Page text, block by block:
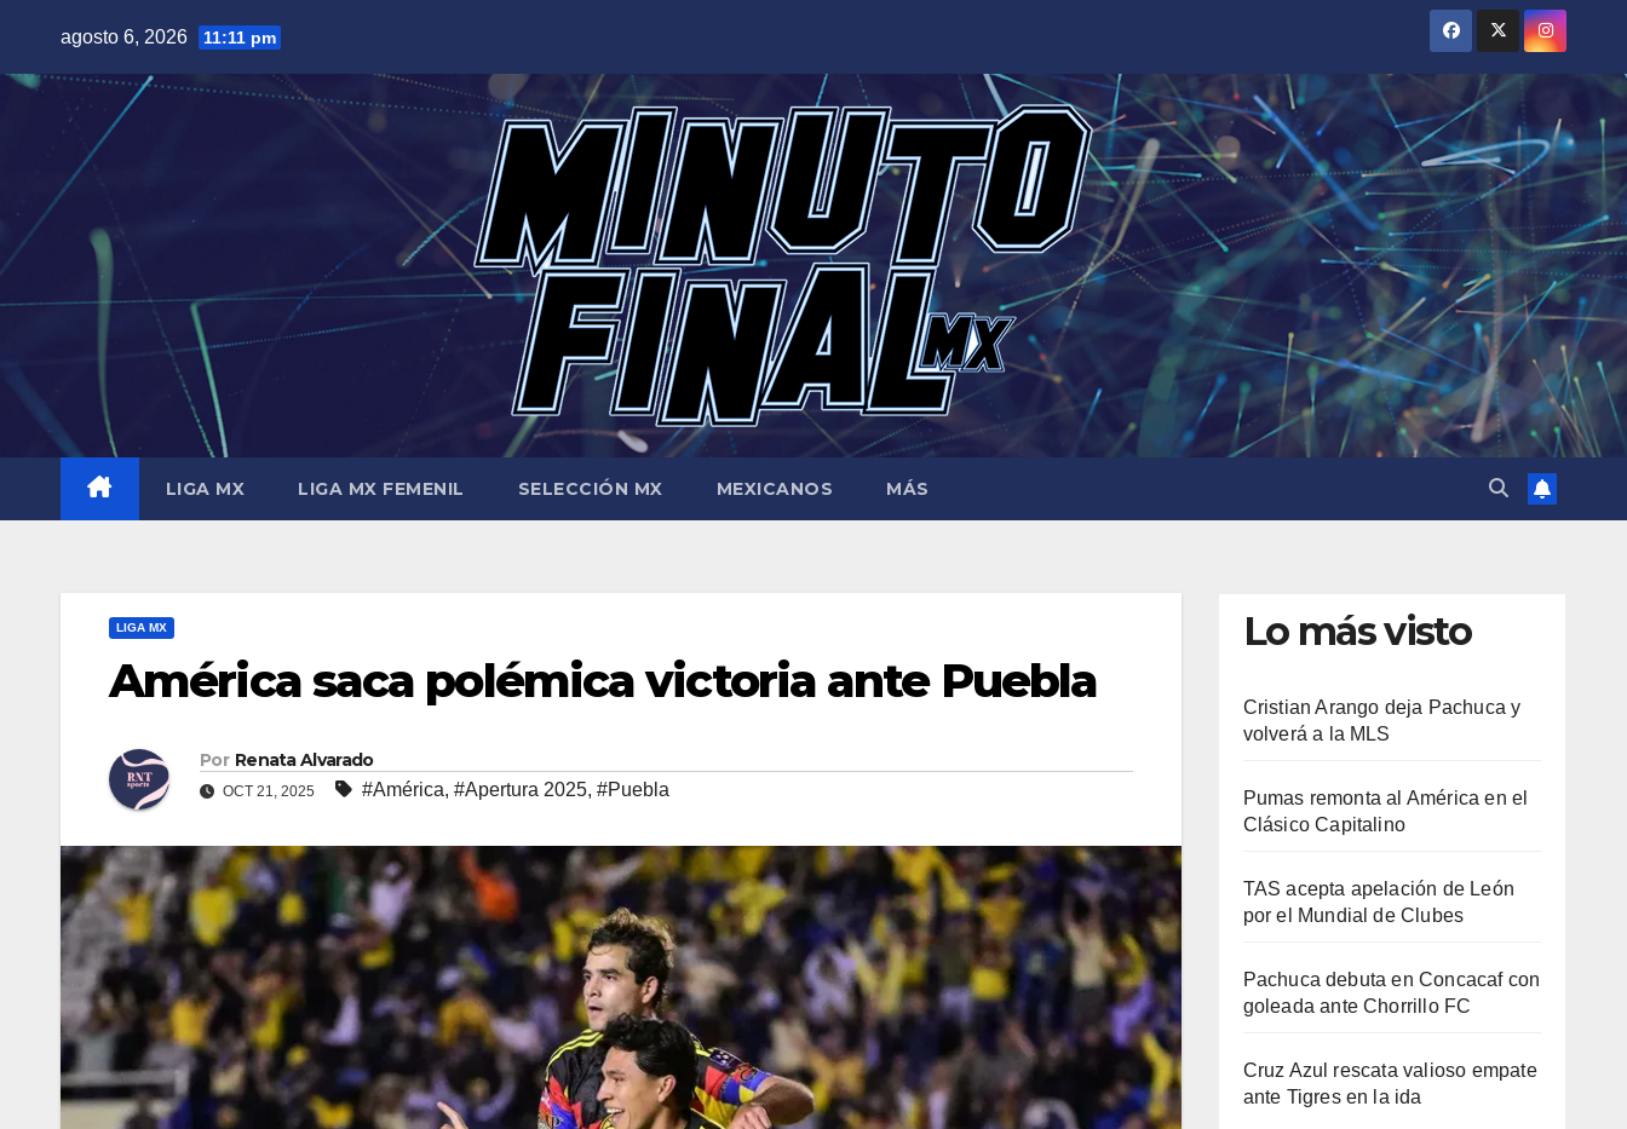
contenido
agosto 6, 2026 11:11 pm
LIGA MX LIGA MX FEMENIL SELECCIÓN MX MEXICANOS MÁS
LIGA MX
América saca polémica victoria ante Puebla
Por Renata Alvarado
OCT 21, 2025 #América, #Apertura 2025, #Puebla
Lo más visto
Cristian Arango deja Pachuca y
volverá a la MLS
Pumas remonta al América en el
Clásico Capitalino
TAS acepta apelación de León
por el Mundial de Clubes
Pachuca debuta en Concacaf con
goleada ante Chorrillo FC
Cruz Azul rescata valioso empate
ante Tigres en la ida